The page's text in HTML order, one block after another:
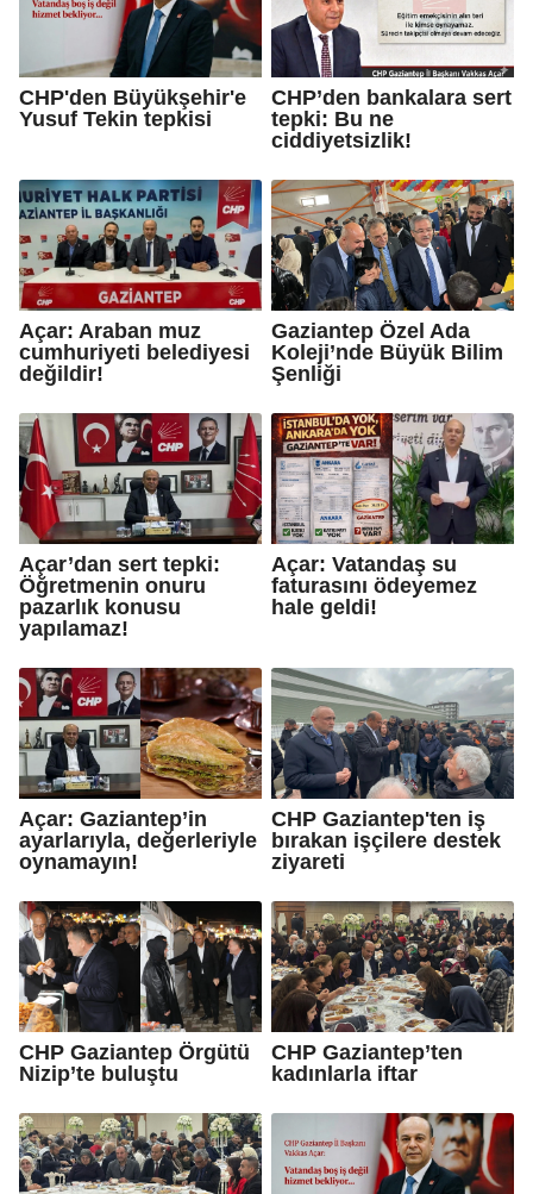
CHP'den Büyükşehir'e
Yusuf Tekin tepkisi
CHP’den bankalara sert
tepki: Bu ne
ciddiyetsizlik!
Açar: Araban muz
cumhuriyeti belediyesi
değildir!
Gaziantep Özel Ada
Koleji’nde Büyük Bilim
Şenliği
Açar’dan sert tepki:
Öğretmenin onuru
pazarlık konusu
yapılamaz!
Açar: Vatandaş su
faturasını ödeyemez
hale geldi!
Açar: Gaziantep’in
ayarlarıyla, değerleriyle
oynamayın!
CHP Gaziantep'ten iş
bırakan işçilere destek
ziyareti
CHP Gaziantep Örgütü
Nizip’te buluştu
CHP Gaziantep’ten
kadınlarla iftar